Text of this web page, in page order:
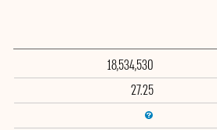
18,534,530
27.25